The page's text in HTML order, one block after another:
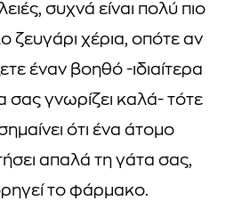
συχνά είναι πολύ πιο
ζευγάρι χέρια, οπότε αν
έναν βοηθό -ιδιαίτερα
σας γνωρίζει καλά- τότε
ότι ένα άτομο
απαλά τη γάτα σας,
το φάρμακο.